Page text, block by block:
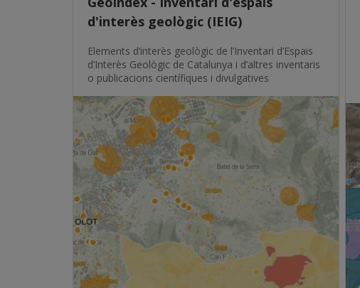
d'interès geològic (IEIG)
Elements d’interès geològic de l’Inventari d’Espais
d’Interès Geològic de Catalunya i d’altres inventaris
o publicacions científiques i divulgatives